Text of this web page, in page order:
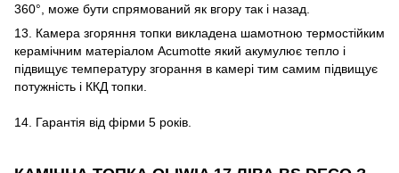
360°, може бути спрямований як вгору так і назад.
13. Камера згоряння топки викладена шамотною термостійким
керамічним матеріалом Acumotte який акумулює тепло і
підвищує температуру згорання в камері тим самим підвищує
потужність і ККД топки.
14. Гарантія від фірми 5 років.